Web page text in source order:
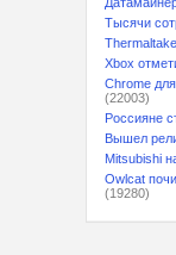
Тысячи
Xbox
Chrome
(22003)
Россияне
Вышел
Mitsubishi
Owlcat
(19280)